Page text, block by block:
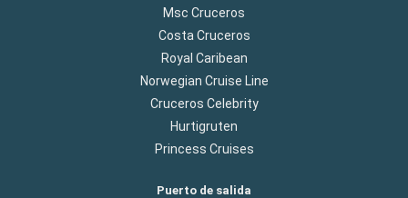
Msc Cruceros
Costa Cruceros
Royal Caribean
Norwegian Cruise Line
Cruceros Celebrity
Hurtigruten
Princess Cruises
Puerto de salida